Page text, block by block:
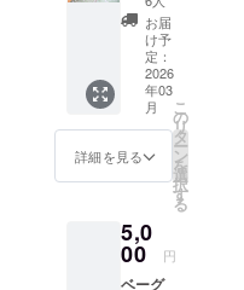
水、
チー
ズ、
チョコ
レー
ト、
ナッツ
類 等 ア
成分・
大豆な
好きな
ドリン
ク 1杯 •
サラダ •
スープ
or小鉢
デリ 通
常営業
リンク
はメ
国発
送） 内
容：定
番ベー
グル10
種類を
詰め合
わせ 内
容量：
あたり
約
100g）
お届
け予
定：
2026
年03
月
詳細を見る
こ
の
リ
タ
ー
ン
を
選
択
す
る
5,0
00 円
ベーグ